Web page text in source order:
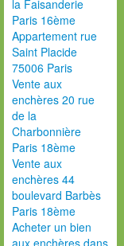
la Faisanderie
Paris 16ème
Appartement rue
Saint Placide
75006 Paris
Vente aux
enchères 20 rue
de la
Charbonnière
Paris 18ème
Vente aux
enchères 44
boulevard Barbès
Paris 18ème
Acheter un bien
aux enchères dans